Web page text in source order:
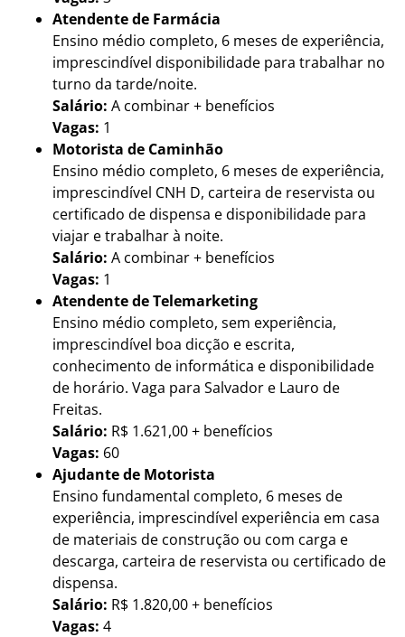
Atendente de Farmácia
Ensino médio completo, 6 meses de experiência,
imprescindível disponibilidade para trabalhar no
turno da tarde/noite.
Salário: A combinar + benefícios
Vagas: 1
Motorista de Caminhão
Ensino médio completo, 6 meses de experiência,
imprescindível CNH D, carteira de reservista ou
certificado de dispensa e disponibilidade para
viajar e trabalhar à noite.
Salário: A combinar + benefícios
Vagas: 1
Atendente de Telemarketing
Ensino médio completo, sem experiência,
imprescindível boa dicção e escrita,
conhecimento de informática e disponibilidade
de horário. Vaga para Salvador e Lauro de
Freitas.
Salário: R$ 1.621,00 + benefícios
Vagas: 60
Ajudante de Motorista
Ensino fundamental completo, 6 meses de
experiência, imprescindível experiência em casa
de materiais de construção ou com carga e
descarga, carteira de reservista ou certificado de
dispensa.
Salário: R$ 1.820,00 + benefícios
Vagas: 4